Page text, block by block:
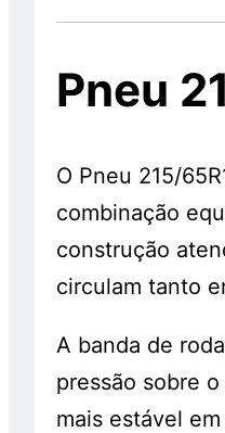
Pneu
O Pneu 215/
combinação
construção
circulam tanto
A banda de
pressão sobre
mais estável